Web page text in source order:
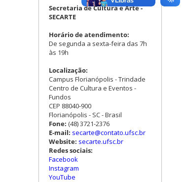
Secretaria de Cultura e Arte -
SECARTE
Horário de atendimento:
De segunda a sexta-feira das 7h
às 19h
Localização:
Campus Florianópolis - Trindade
Centro de Cultura e Eventos -
Fundos
CEP 88040-900
Florianópolis - SC - Brasil
Fone: (48) 3721-2376
E-mail: secarte@contato.ufsc.br
Website: secarte.ufsc.br
Redes sociais:
Facebook
Instagram
YouTube